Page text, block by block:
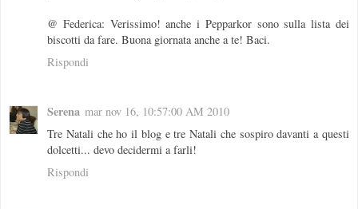
@ Federica: Verissimo! anche i Pepparkor sono sulla lista dei
biscotti da fare. Buona giornata anche a te! Baci.
Rispondi
Serena mar nov 16, 10:57:00 AM 2010
Tre Natali che ho il blog e tre Natali che sospiro davanti a questi
dolcetti... devo decidermi a farli!
Rispondi